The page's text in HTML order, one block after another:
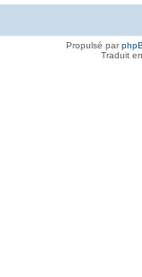
Propulsé par
Traduit